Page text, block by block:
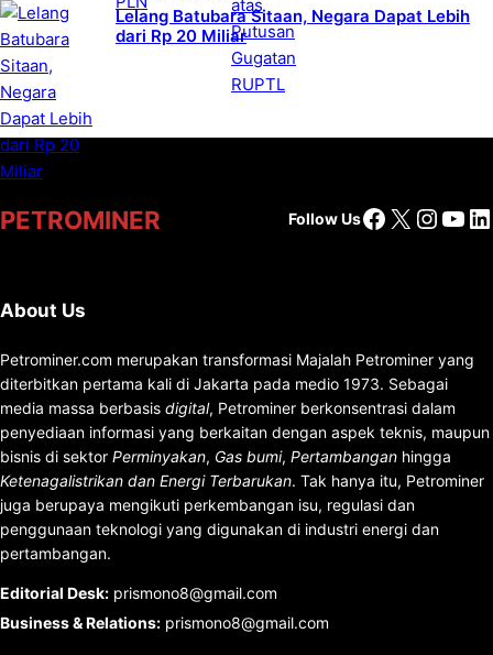
Lelang Batubara Sitaan, Negara Dapat Lebih
dari Rp 20 Miliar
PETROMINER Follow UsFacebook
X
About Us
Petrominer.com merupakan transformasi Majalah Petrominer yang
diterbitkan pertama kali di Jakarta pada medio 1973. Sebagai
media massa berbasis digital, Petrominer berkonsentrasi dalam
penyediaan informasi yang berkaitan dengan aspek teknis, maupun
bisnis di sektor Perminyakan, Gas bumi, Pertambangan hingga
Ketenagalistrikan dan Energi Terbarukan. Tak hanya itu, Petrominer
juga berupaya mengikuti perkembangan isu, regulasi dan
penggunaan teknologi yang digunakan di industri energi dan
pertambangan.
Editorial Desk: prismono8@gmail.com
Business & Relations: prismono8@gmail.com